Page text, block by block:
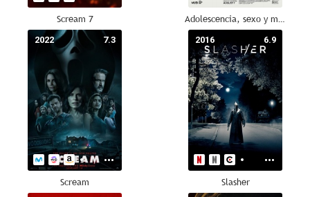
Scream 7 Adolescencia, sexo y muerte en Campamento Miasma
7.3
2022
Scream
6.9
2016
Slasher